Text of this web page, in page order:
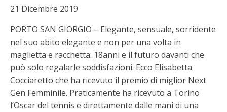
21 Dicembre 2019
PORTO SAN GIORGIO – Elegante, sensuale, sorridente
nel suo abito elegante e non per una volta in
maglietta e racchetta: 18anni e il futuro davanti che
può solo regalarle soddisfazioni. Ecco Elisabetta
Cocciaretto che ha ricevuto il premio di miglior Next
Gen Femminile. Praticamente ha ricevuto a Torino
l’Oscar del tennis e direttamente dalle mani di una